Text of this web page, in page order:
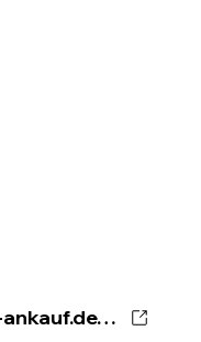
🔵 https://sondermetalle-ankauf.de/wissenszentrum/tantal-kondensatoren-mehrerloes